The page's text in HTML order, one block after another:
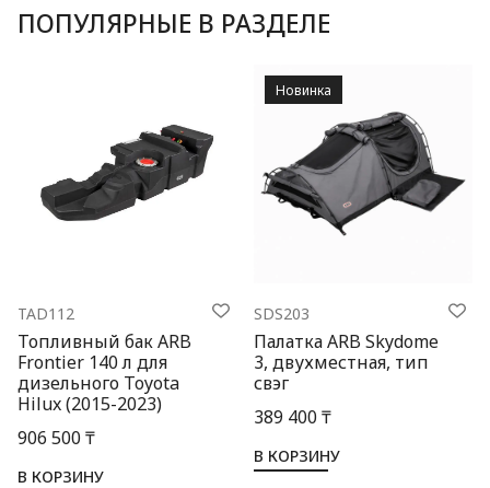
ПОПУЛЯРНЫЕ В РАЗДЕЛЕ
TAD112
Топливный бак ARB
Frontier 140 л для
дизельного Toyota
Hilux (2015-2023)
906 500 ₸
В КОРЗИНУ
SDS203
Палатка ARB Skydome
3, двухместная, тип
свэг
389 400 ₸
В КОРЗИНУ
Новинка